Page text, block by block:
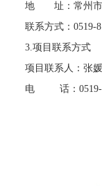
地 址：常州市
联系方式： 0519-
3.项目联系方式
项目联系人：张媛
电
话：